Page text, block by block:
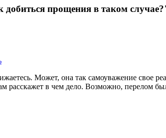
прощения в таком
Может, она так самоуважение свое
расскажет в чем дело. Возможно, перелом